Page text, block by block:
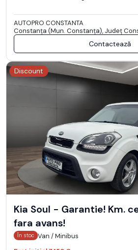
AUTOPRO CONSTANTA
Constanţa (Mun. Constanţa), Județ
Contactează
Discount
Kia Soul - Garantie! Km.
fara avans!
În stoc Van / Minibus